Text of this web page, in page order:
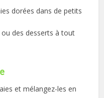
dorées dans de petits
des desserts à tout
et mélangez-les en